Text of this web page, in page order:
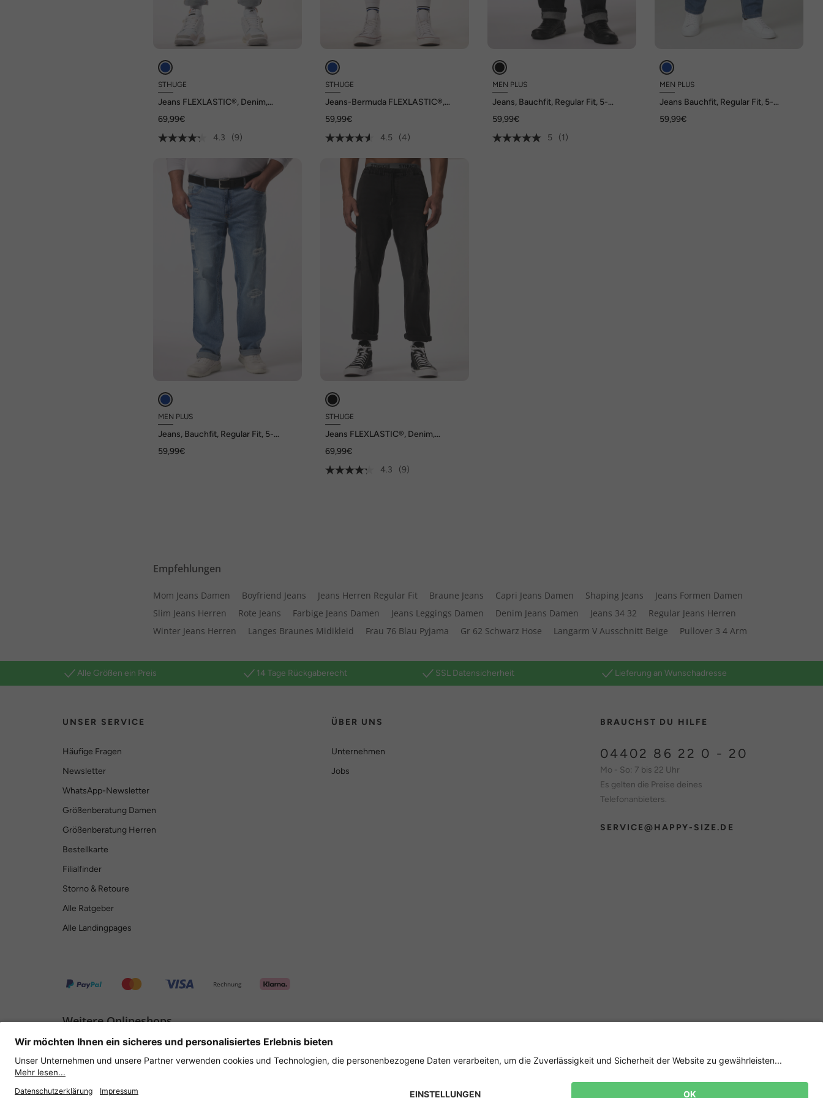
STHUGE
Jeans FLEXLASTIC®, Denim,
69,99€
4.3
(9)
STHUGE
Jeans-Bermuda FLEXLASTIC®,
59,99€
4.5
(4)
MEN PLUS
Jeans, Bauchfit, Regular Fit, 5-
59,99€
5
(1)
MEN PLUS
Jeans Bauchfit, Regular Fit, 5-
59,99€
MEN PLUS
Jeans, Bauchfit, Regular Fit, 5-
59,99€
STHUGE
Jeans FLEXLASTIC®, Denim,
69,99€
4.3
(9)
Empfehlungen
Mom Jeans Damen Boyfriend Jeans Jeans Herren Regular Fit Braune Jeans Capri Jeans Damen Shaping Jeans
Jeans Formen Damen
Slim Jeans Herren
Rote Jeans Farbige Jeans Damen Jeans Leggings Damen Denim Jeans Damen Jeans 34 32
Regular Jeans Herren
Winter Jeans Herren
Langes Braunes Midikleid Frau 76 Blau Pyjama Gr 62 Schwarz Hose Langarm V Ausschnitt Beige Pullover 3 4 Arm
Alle Größen ein Preis 14 Tage Rückgaberecht SSL Datensicherheit Lieferung an Wunschadresse
UNSER SERVICE
Häufige Fragen
Newsletter
WhatsApp-Newsletter
Größenberatung Damen
Größenberatung Herren
Bestellkarte
Filialfinder
Storno & Retoure
Alle Ratgeber
Alle Landingpages
ÜBER UNS
Unternehmen
Jobs
BRAUCHST DU HILFE
04402 86 22 0 - 20
Mo - So: 7 bis 22 Uhr
Es gelten die Preise deines
Telefonanbieters.
SERVICE@HAPPY-SIZE.DE
Rechnung
Weitere Onlineshops
Deutschland Sicher einkaufen mit
Jetzt
anmelden
und 15%
Rabatt sichern! 👈
Zur Anmeldung